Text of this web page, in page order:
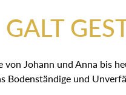
GALT
Johann und Anna bis
Bodenständige und